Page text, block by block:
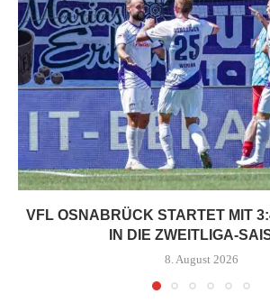
VFL OSNABRÜCK STARTET MIT
IN DIE ZWEITLIGA-
8. August 2026